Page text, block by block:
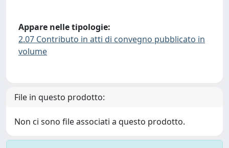
Appare nelle tipologie:
2.07 Contributo in atti di convegno pubblicato in
volume
File in questo prodotto:
Non ci sono file associati a questo prodotto.